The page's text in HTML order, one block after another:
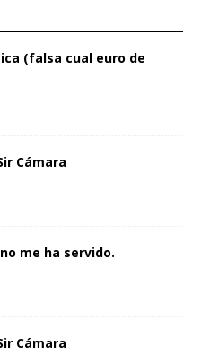
(falsa cual euro de
Cámara
me ha servido.
Cámara